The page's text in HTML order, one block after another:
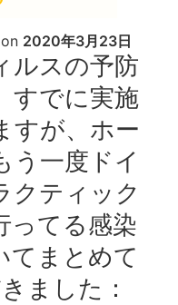
on 2020年3月23日
ルスの予防
すでに実施
すが、ホー
う一度ドイ
クティック
ってる感染
てまとめて
ました：